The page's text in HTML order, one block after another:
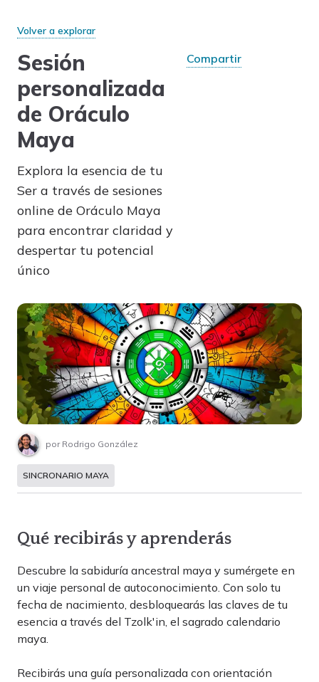
Volver a explorar
Sesión
personalizada
de Oráculo
Maya
Explora la esencia de tu
Ser a través de sesiones
online de Oráculo Maya
para encontrar claridad y
despertar tu potencial
único
Compartir
por Rodrigo González
SINCRONARIO MAYA
Qué recibirás y aprenderás
Descubre la sabiduría ancestral maya y sumérgete en
un viaje personal de autoconocimiento. Con solo tu
fecha de nacimiento, desbloquearás las claves de tu
esencia a través del Tzolk'in, el sagrado calendario
maya.
Recibirás una guía personalizada con orientación